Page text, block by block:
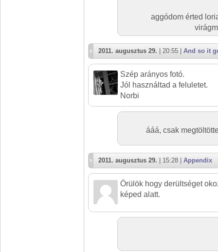
aggódom érted
2011. augusztus 29. | 20:55 | And so it
Szép arányos fotó.
Jól használtad a feluletet.
Norbi
ááá, csak
2011. augusztus 29. | 15:28 | Appendix
Örülök hogy derültséget
képed alatt.